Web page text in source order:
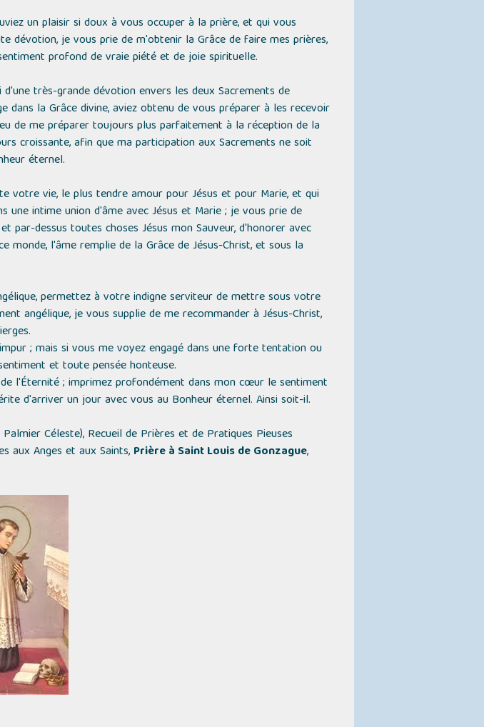
un plaisir si doux à vous occuper à la prière, et qui vous
dévotion, je vous prie de m'obtenir la Grâce de faire mes prières,
profond de vraie piété et de joie spirituelle.
très-grande dévotion envers les deux Sacrements de
la Grâce divine, aviez obtenu de vous préparer à les recevoir
de me préparer toujours plus parfaitement à la réception de la
croissante, afin que ma participation aux Sacrements ne soit
éternel.
votre vie, le plus tendre amour pour Jésus et pour Marie, et qui
intime union d'âme avec Jésus et Marie ; je vous prie de
dessus toutes choses Jésus mon Sauveur, d'honorer avec
l'âme remplie de la Grâce de Jésus-Christ, et sous la
permettez à votre indigne serviteur de mettre sous votre
angélique, je vous supplie de me recommander à Jésus-Christ,
; mais si vous me voyez engagé dans une forte tentation ou
et toute pensée honteuse.
l'Éternité ; imprimez profondément dans mon cœur le sentiment
d'arriver un jour avec vous au Bonheur éternel. Ainsi soit-il.
Céleste), Recueil de Prières et de Pratiques Pieuses
aux Anges et aux Saints, Prière à Saint Louis de Gonzague,